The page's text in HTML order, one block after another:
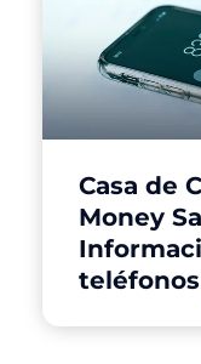
Casa de
Money